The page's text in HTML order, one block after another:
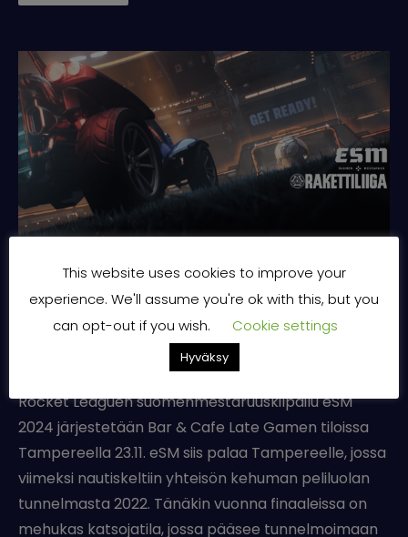
eSM LAN taas Tampereella – 23.11. laitetaan Tampere
sekaisin!
0 Kommenttia|eSM 2024
Rocket Leaguen suomenmestaruuskilpailu eSM
2024 järjestetään Bar & Cafe Late Gamen tiloissa
Tampereella 23.11. eSM siis palaa Tampereelle, jossa
viimeksi nautiskeltiin yhteisön kehuman peliluolan
tunnelmasta 2022. Tänäkin vuonna finaaleissa on
mehukas katsojatila, jossa pääsee tunnelmoimaan
This website uses cookies to improve your
experience. We'll assume you're ok with this, but you
can opt-out if you wish.
Cookie settings
Hyväksy